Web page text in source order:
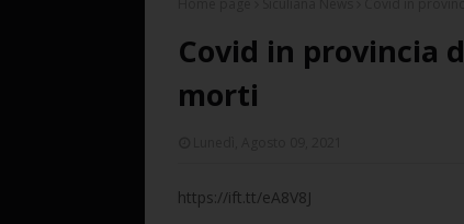
Covid in provincia
morti
https://ift.tt/eA8V8J